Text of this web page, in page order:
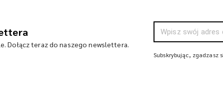
Dołącz teraz do naszego newslettera.
Subskrybując, zgadzasz